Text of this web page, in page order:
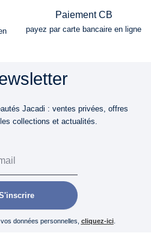
Paiement CB
payez par carte bancaire en ligne
Jacadi : ventes privées, offres
collections et actualités.
données personnelles, cliquez-ici.